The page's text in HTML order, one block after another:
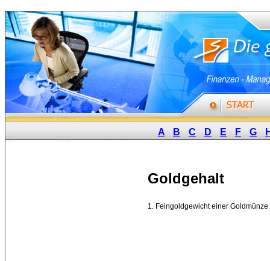
A B C D E F G
Goldgehalt
1. Feingoldgewicht einer